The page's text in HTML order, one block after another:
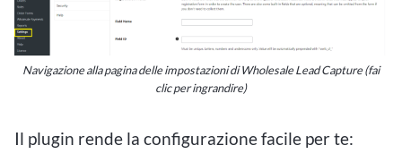
Navigazione alla pagina delle impostazioni di Wholesale Lead Capture (fai
clic per ingrandire)
Il plugin rende la configurazione facile per te: